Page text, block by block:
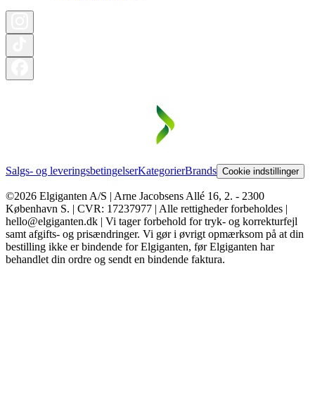
Salgs- og leveringsbetingelserKategorierBrands Cookie indstillinger
©2026 Elgiganten A/S | Arne Jacobsens Allé 16, 2. - 2300
København S. | CVR: 17237977 | Alle rettigheder forbeholdes |
hello@elgiganten.dk | Vi tager forbehold for tryk- og korrekturfejl
samt afgifts- og prisændringer. Vi gør i øvrigt opmærksom på at din
bestilling ikke er bindende for Elgiganten, før Elgiganten har
behandlet din ordre og sendt en bindende faktura.